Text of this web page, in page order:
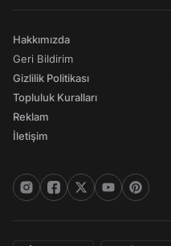
Hakkımızda
Geri Bildirim
Gizlilik Politikası
Topluluk Kuralları
Reklam
İletişim